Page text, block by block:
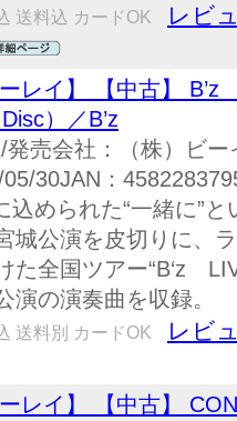
送料込 カードOK
レビ
ーレイ】 【中古】
）／B’z
/発売会社：（株）ビ
05/30JAN：
込められた“一緒に”
城公演を皮切りに、
た全国ツアー“B‘z
演の演奏曲を収録。
送料別 カードOK
レビ
ーレイ】 【中古】